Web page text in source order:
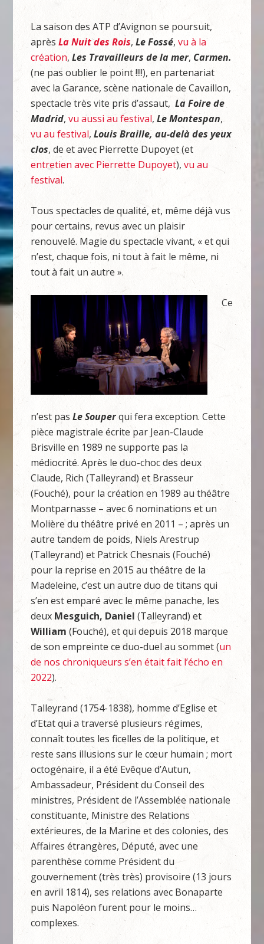
La saison des ATP d’Avignon se poursuit,
aprèsLa Nuit des Rois,Le Fossé,vu à la
création,Les Travailleurs de la mer, Carmen.
(ne pas oublier le point !!!!), en partenariat
avec la Garance, scène nationale de Cavaillon,
spectacle très vite pris d’assaut, La Foire de
Madrid,vu aussi au festival,Le Montespan,
vu au festival,Louis Braille, au-delà des yeux
clos, de et avec Pierrette Dupoyet (et
entretien avec Pierrette Dupoyet),vu au
festival.
Tous spectacles de qualité, et, même déjà vus
pour certains, revus avec un plaisir
renouvelé. Magie du spectacle vivant, « et qui
n’est, chaque fois, ni tout à fait le même, ni
tout à fait un autre ».
Ce
n’est pasLe Souperqui fera exception. Cette
pièce magistrale écrite par Jean-Claude
Brisville en 1989 ne supporte pas la
médiocrité. Après le duo-choc des deux
Claude, Rich (Talleyrand) et Brasseur
(Fouché), pour la création en 1989 au théâtre
Montparnasse – avec 6 nominations et un
Molière du théâtre privé en 2011 – ; après un
autre tandem de poids, Niels Arestrup
(Talleyrand) et Patrick Chesnais (Fouché)
pour la reprise en 2015 au théâtre de la
Madeleine, c’est un autre duo de titans qui
s’en est emparé avec le même panache, les
deuxMesguich, Daniel (Talleyrand) et
William (Fouché), et qui depuis 2018 marque
de son empreinte ce duo-duel au sommet (un
de nos chroniqueurs s’en était fait l’écho en
2022).
Talleyrand (1754-1838), homme d’Eglise et
d’Etat qui a traversé plusieurs régimes,
connaît toutes les ficelles de la politique, et
reste sans illusions sur le cœur humain ; mort
octogénaire, il a été Evêque d’Autun,
Ambassadeur, Président du Conseil des
ministres, Président de l’Assemblée nationale
constituante, Ministre des Relations
extérieures, de la Marine et des colonies, des
Affaires étrangères, Député, avec une
parenthèse comme Président du
gouvernement (très très) provisoire (13 jours
en avril 1814), ses relations avec Bonaparte
puis Napoléon furent pour le moins…
complexes.